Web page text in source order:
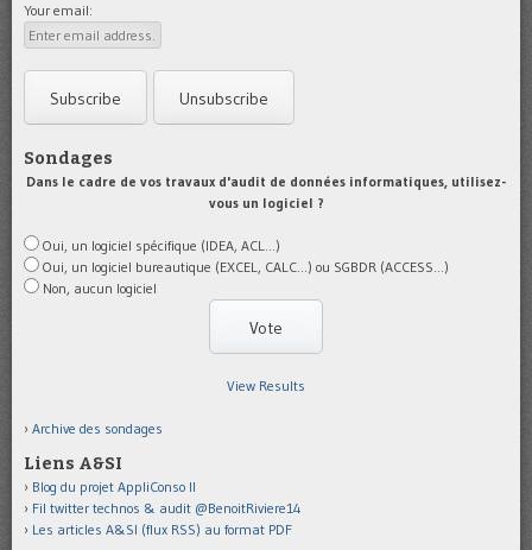
Your email:
Sondages
Dans le cadre de vos travaux d'audit de données informatiques, utilisez-
vous un logiciel ?
Oui, un logiciel spécifique (IDEA, ACL...)
Oui, un logiciel bureautique (EXCEL, CALC...) ou SGBDR (ACCESS...)
Non, aucun logiciel
View Results
Archive des sondages
Liens A&SI
Blog du projet AppliConso II
Fil twitter technos & audit @BenoitRiviere14
Les articles A&SI (flux RSS) au format PDF